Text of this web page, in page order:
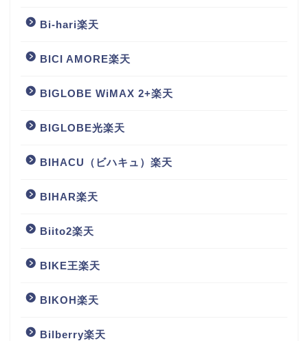
Bi-hari楽天
BICI AMORE楽天
BIGLOBE WiMAX 2+楽天
BIGLOBE光楽天
BIHACU（ビハキュ）楽天
BIHAR楽天
Biito2楽天
BIKE王楽天
BIKOH楽天
Bilberry楽天